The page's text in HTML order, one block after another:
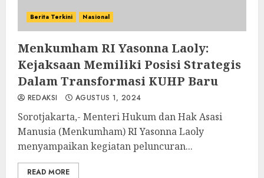
Berita Terkini Nasional
Menkumham RI Yasonna Laoly:
Kejaksaan Memiliki Posisi Strategis
Dalam Transformasi KUHP Baru
REDAKSI AGUSTUS 1, 2024
Sorotjakarta,- Menteri Hukum dan Hak Asasi
Manusia (Menkumham) RI Yasonna Laoly
menyampaikan kegiatan peluncuran...
READ MORE